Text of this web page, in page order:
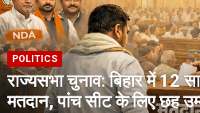
POLITICS
राज्यसभा चुनाव: बिहार में 12
मतदान, पांच सीट के लिए छह